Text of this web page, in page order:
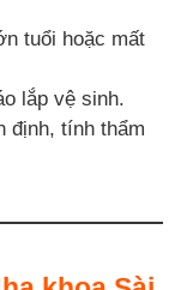
tuổi hoặc mất
lắp vệ sinh.
định, tính thẩm